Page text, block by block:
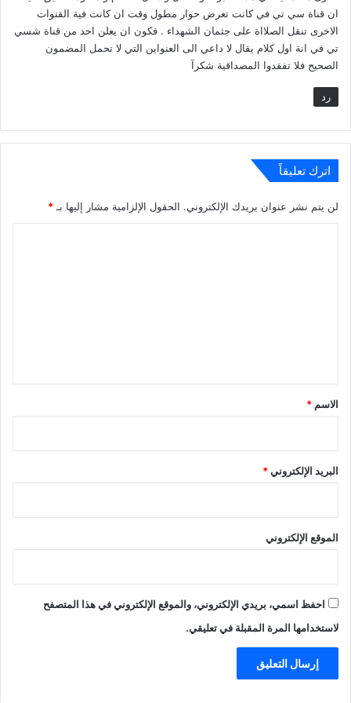
ان قناة سي تي في كانت تعرض حوار مطول وقت ان كانت فية القنوات
الاخرى تنقل الصلااة على جثمان الشهداء . فكون ان يعلن احد من قناة شسي
تي في انة اول كلام يقال لا داعي الى العنواين التي لا تحمل المضمون
الصحيح فلا تفقدوا المصداقية شكرآ
رد
اترك تعليقاً
لن يتم نشر عنوان بريدك الإلكتروني. الحقول الإلزامية مشار إليها بـ *
*
الاسم *
البريد الإلكتروني*
الموقع الإلكتروني
احفظ اسمي، بريدي الإلكتروني، والموقع الإلكتروني في هذا المتصفح
لاستخدامها المرة المقبلة في تعليقي.